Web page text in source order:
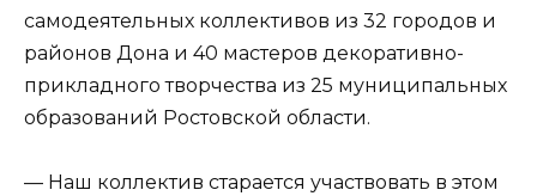
самодеятельных коллективов из 32 городов и
районов Дона и 40 мастеров декоративно-
прикладного творчества из 25 муниципальных
образований Ростовской области.
— Наш коллектив старается участвовать в этом